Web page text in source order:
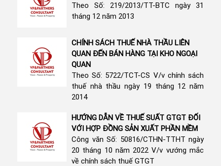
Theo Số: 219/2013/TT-BTC ngày 31
tháng 12 năm 2013
CHÍNH SÁCH THUẾ NHÀ THẦU LIÊN
QUAN ĐẾN BÁN HÀNG TẠI KHO NGOẠI
QUAN
Theo Số: 5722/TCT-CS V/v chính sách
thuế nhà thầu ngày 19 tháng 12 năm
2014
HƯỚNG DẪN VỀ THUẾ SUẤT GTGT ĐỐI
VỚI HỢP ĐỒNG SẢN XUẤT PHẦN MỀM
Công văn Số: 50816/CTHN-TTHT ngày
20 tháng 10 năm 2022 V/v vướng mắc
về chính sách thuế GTGT